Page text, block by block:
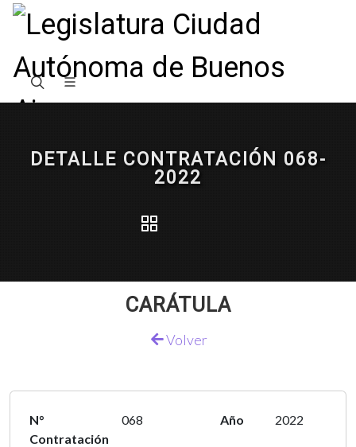
DETALLE CONTRATACIÓN 068-
2022
CARÁTULA
Volver
N°
Contratación
068 Año 2022